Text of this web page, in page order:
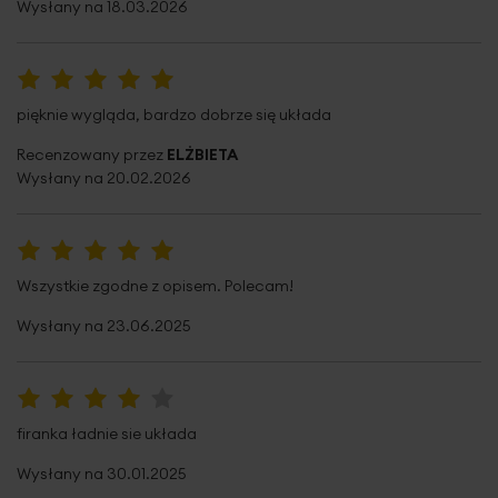
szerokość: 300 cm
wysokość: 160 cm
szerokość taśmy: 8 cm
wysokość wypustki nad taśmą: 3 cm
gramatura: 50 g/m2
konserwacja: prać ręcznie w 30
Wysłany na 18.03.2026
pięknie wygląda, bardzo dobrze się układa
Recenzowany przez ELŻBIETA
Wysłany na 20.02.2026
Wszystkie zgodne z opisem. Polecam!
Wysłany na 23.06.2025
firanka ładnie sie układa
Wysłany na 30.01.2025